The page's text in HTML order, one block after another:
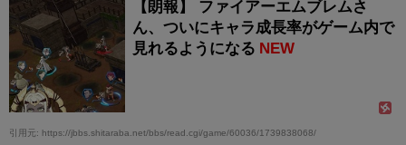
【朗報】 ファイアーエムブレムさ
ん、ついにキャラ成長率がゲーム内で
見れるようになる NEW
引用元: https://jbbs.shitaraba.net/bbs/read.cgi/game/60036/1739838068/